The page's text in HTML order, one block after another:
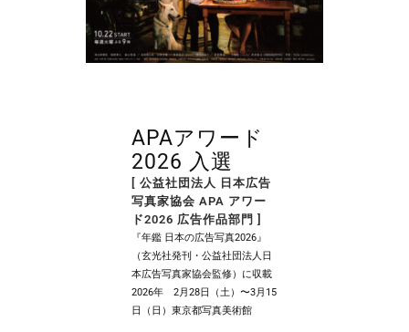
APAアワード
2026 入選
[ 公益社団法人 日本広告
写真家協会 APA アワー
ド2026 広告作品部門 ]
『年鑑 日本の広告写真2026』
（玄光社発刊・公益社団法人日
本広告写真家協会監修）に収載
2026年 2月28日（土）〜3月15
日（日）東京都写真美術館